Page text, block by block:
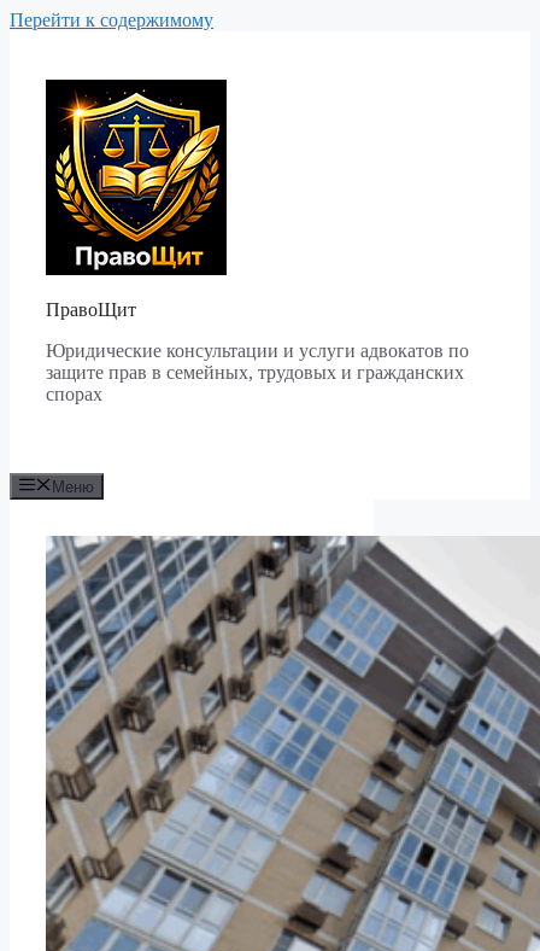
Перейти к содержимому
ПравоЩит
Юридические консультации и услуги адвокатов по
защите прав в семейных, трудовых и гражданских
спорах
Меню